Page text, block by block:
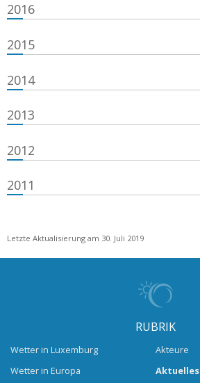
2016
2015
2014
2013
2012
2011
Letzte Aktualisierung am 30. Juli 2019
RUBRIK
Wetter in Luxemburg
Wetter in Europa
Akteure
Aktuelles